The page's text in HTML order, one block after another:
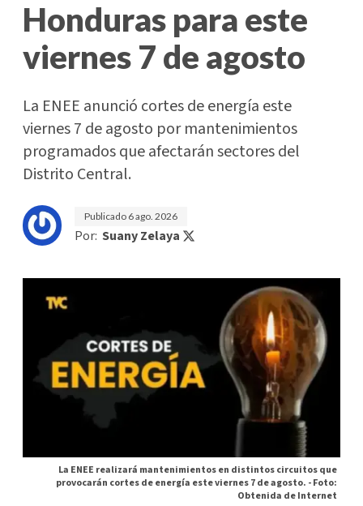
Honduras para este
viernes 7 de agosto
La ENEE anunció cortes de energía este
viernes 7 de agosto por mantenimientos
programados que afectarán sectores del
Distrito Central.
Publicado 6 ago. 2026
Por: Suany Zelaya
La ENEE realizará mantenimientos en distintos circuitos que
provocarán cortes de energía este viernes 7 de agosto. -Foto:
Obtenida de Internet